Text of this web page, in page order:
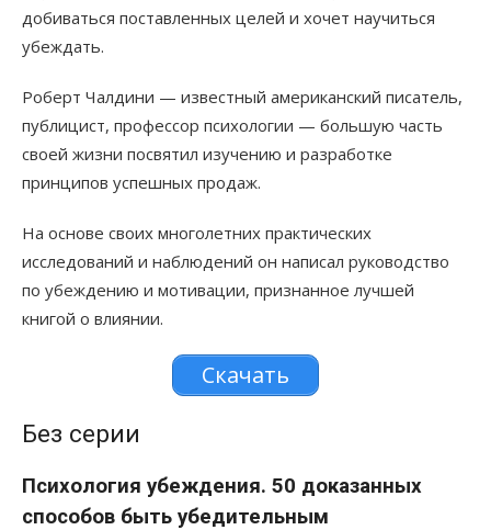
добиваться поставленных целей и хочет научиться
убеждать.
Роберт Чалдини — известный американский писатель,
публицист, профессор психологии — большую часть
своей жизни посвятил изучению и разработке
принципов успешных продаж.
На основе своих многолетних практических
исследований и наблюдений он написал руководство
по убеждению и мотивации, признанное лучшей
книгой о влиянии.
Скачать
Без серии
Психология убеждения. 50 доказанных
способов быть убедительным